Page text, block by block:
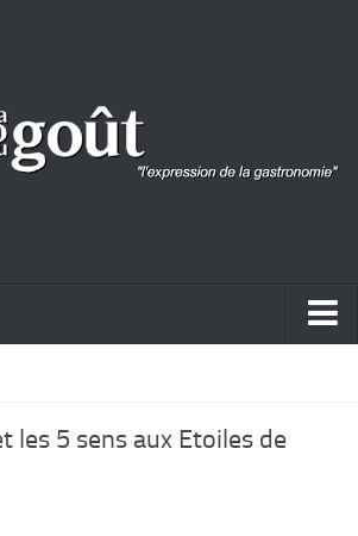
les 5 sens aux Etoiles de